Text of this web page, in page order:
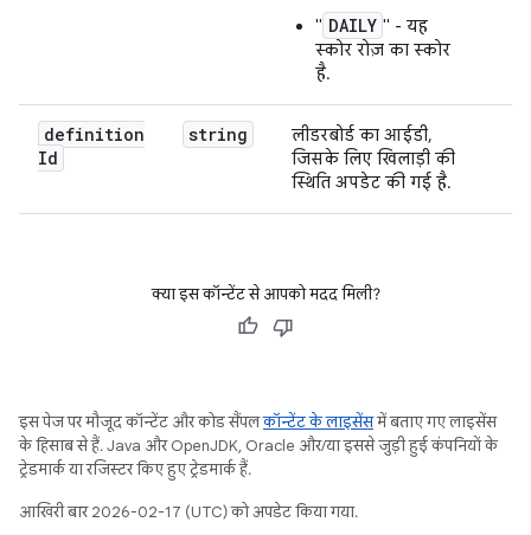
" DAILY " - यह
स्कोर रोज़ का स्कोर
है.
definition
Id
string
लीडरबोर्ड का आईडी,
जिसके लिए खिलाड़ी की
स्थिति अपडेट की गई है.
क्या इस कॉन्टेंट से आपको मदद मिली?
इस पेज पर मौजूद कॉन्टेंट और कोड सैंपलकॉन्टेंट के लाइसेंसमें बताए गए लाइसेंस
के हिसाब से हैं. Java और OpenJDK, Oracle और/या इससे जुड़ी हुई कंपनियों के
ट्रेडमार्क या रजिस्टर किए हुए ट्रेडमार्क हैं.
आखिरी बार 2026-02-17 (UTC) को अपडेट किया गया.